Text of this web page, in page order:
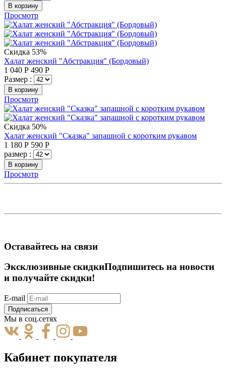
В корзину
Просмотр
Скидка 53%
Халат женский "Абстракция" (Бордовый)
1 040 Р 490 Р
Размер :
В корзину
Просмотр
Скидка 50%
Халат женский "Сказка" запашной с коротким рукавом
1 180 Р 590 Р
размер :
В корзину
Просмотр
Оставайтесь на связи
Эксклюзивные скидкиПодпишитесь на новости
и получайте скидки!
E-mail
Подписаться
Мы в соц.сетях
Кабинет покупателя